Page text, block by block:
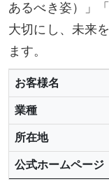
あるべき姿）」
大切にし、未来
ます。
お客様名
業種
所在地
公式ホームページ